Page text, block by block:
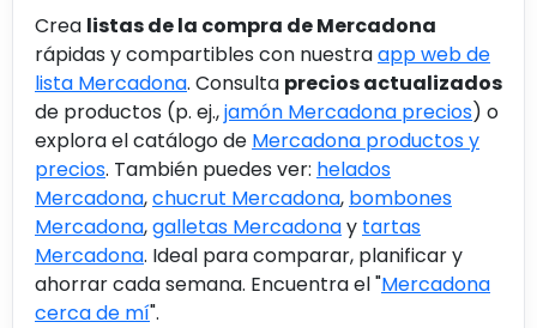
Crea listas de la compra de Mercadona
rápidas y compartibles con nuestraapp web de
lista Mercadona. Consulta precios actualizados
de productos (p. ej.,jamón Mercadona precios) o
explora el catálogo de Mercadona productos y
precios. También puedes ver: helados
Mercadona,chucrut Mercadona, bombones
Mercadona,galletas Mercadonay tartas
Mercadona. Ideal para comparar, planificar y
ahorrar cada semana. Encuentra el "Mercadona
cerca de mí".